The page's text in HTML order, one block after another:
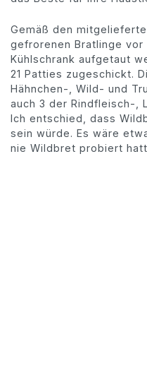
Gemäß den
gefrorenen Bratlinge vor
Kühlschrank aufgetaut
21 Patties zugeschickt.
Hähnchen-, Wild- und
auch 3 der Rindfleisch-,
Ich entschied, dass
sein würde. Es wäre
nie Wildbret probiert